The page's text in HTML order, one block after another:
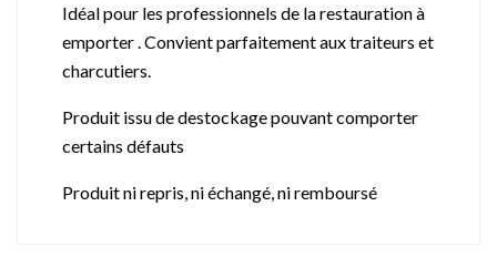
Idéal pour les professionnels de la restauration à
emporter . Convient parfaitement aux traiteurs et
charcutiers.
Produit issu de destockage pouvant comporter
certains défauts
Produit ni repris, ni échangé, ni remboursé